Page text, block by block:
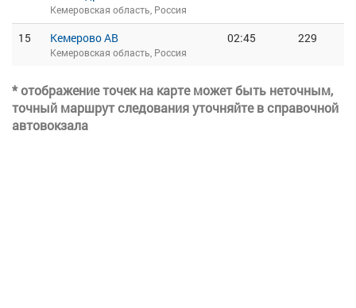
Кемеровская область, Россия
15 Кемерово АВ
Кемеровская область, Россия
02:45 229
* отображение точек на карте может быть неточным,
точный маршрут следования уточняйте в справочной
автовокзала